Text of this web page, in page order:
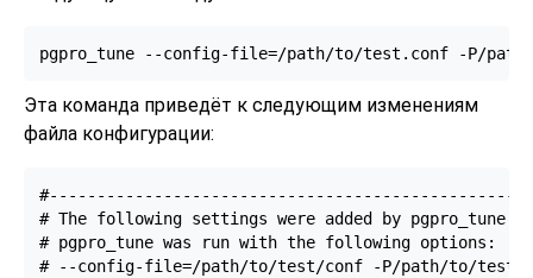
pgpro_tune --config-file=/path/to/test.conf -P/
Эта команда приведёт к следующим изменениям
файла конфигурации:
# The following settings were added by pgpro_tune.
# pgpro_tune was run with the following options:
# --config-file=/path/to/test/conf -P/path/to/test/